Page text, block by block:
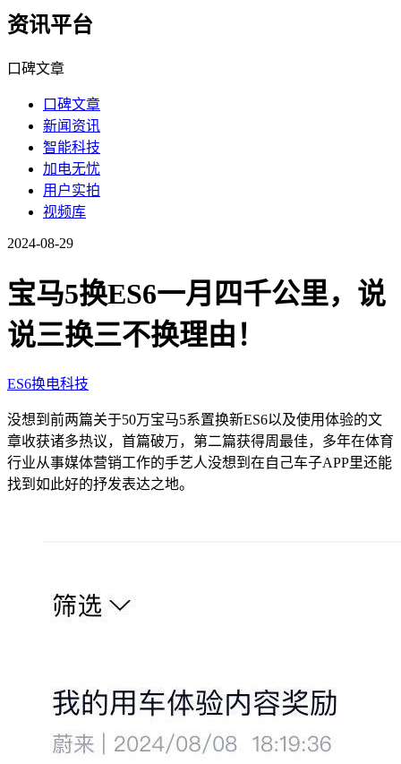
资讯平台
口碑文章
口碑文章
新闻资讯
智能科技
加电无忧
用户实拍
视频库
2024-08-29
宝马5换ES6一月四千公里，说
说三换三不换理由！
ES6换电科技
没想到前两篇关于50万宝马5系置换新ES6以及使用体验的文
章收获诸多热议，首篇破万，第二篇获得周最佳，多年在体育
行业从事媒体营销工作的手艺人没想到在自己车子APP里还能
找到如此好的抒发表达之地。